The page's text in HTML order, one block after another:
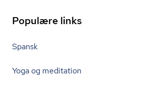
Populære links
Spansk
Yoga og meditation